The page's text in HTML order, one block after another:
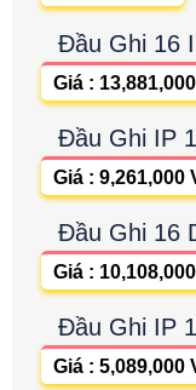
Đầu Ghi 16
Giá :
Đầu Ghi IP
Giá : 9,261,000
Đầu Ghi 16
Giá :
Đầu Ghi IP
Giá : 5,089,000